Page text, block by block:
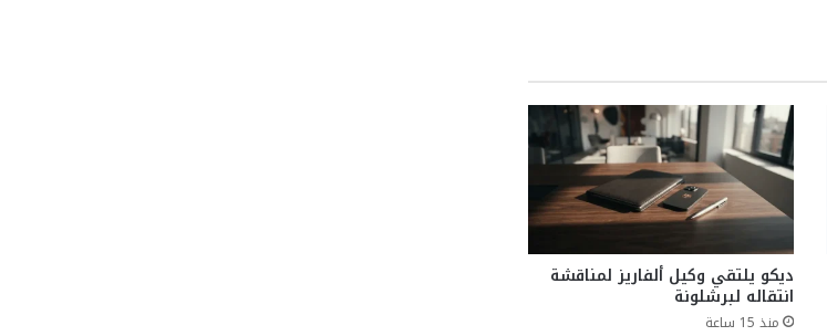
ديكو يلتقي وكيل ألفاريز لمناقشة
انتقاله لبرشلونة
منذ 15 ساعة